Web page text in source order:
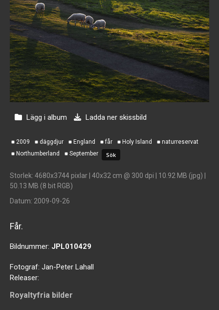
Lägg i album Ladda ner skissbild
2009 däggdjur England får Holy Island
naturreservat
Northumberland
September
Storlek: 4680x3744 pixlar | 40x32 cm @ 300 dpi | 10.92 MB (jpg) |
50.13 MB (8 bit RGB)
Datum: 2009-09-26
Får.
Bildnummer: JPL010429
Fotograf: Jan-Peter Lahall
Releaser:
Royaltyfria bilder